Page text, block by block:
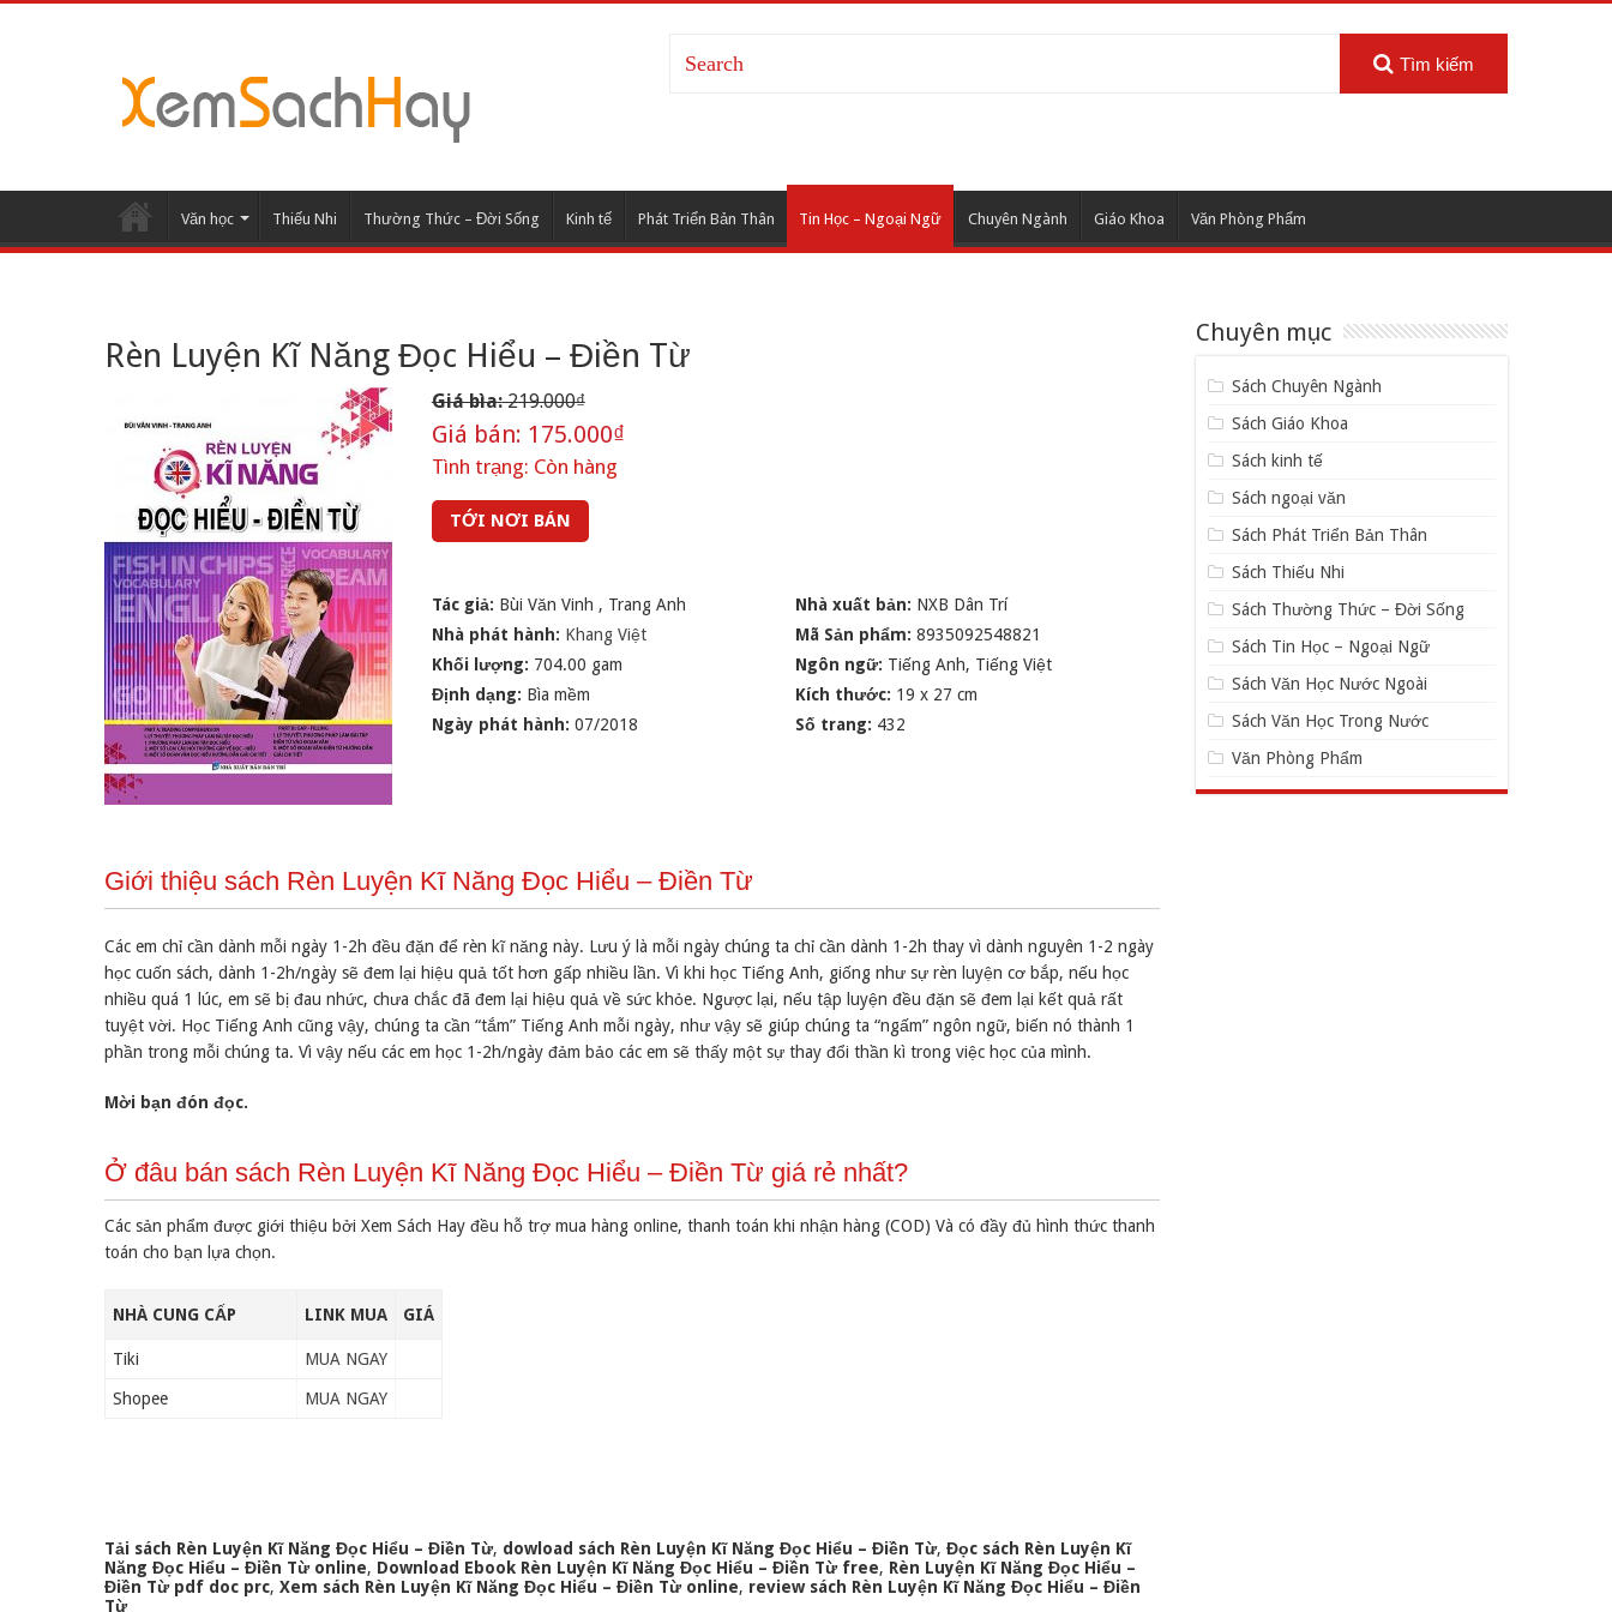
Tìm kiếm
Văn học Thiếu Nhi Thường Thức – Đời Sống Kinh tế Phát Triển Bản Thân Tin Học – Ngoại Ngữ Chuyên Ngành Giáo Khoa Văn Phòng Phẩm
Rèn Luyện Kĩ Năng Đọc Hiểu – Điền Từ
Giá bìa:219.000₫
Giá bán: 175.000₫
Tình trạng: Còn hàng
TỚI NƠI BÁN
Tác giả: Bùi Văn Vinh , Trang Anh Nhà xuất bản: NXB Dân Trí
Nhà phát hành: Khang Việt Mã Sản phẩm:8935092548821
Khối lượng: 704.00 gam Ngôn ngữ: Tiếng Anh, Tiếng Việt
Định dạng: Bìa mềm Kích thước: 19 x 27 cm
Ngày phát hành: 07/2018 Số trang: 432
Giới thiệu sách Rèn Luyện Kĩ Năng Đọc Hiểu – Điền Từ
Các em chỉ cần dành mỗi ngày 1-2h đều đặn để rèn kĩ năng này. Lưu ý là mỗi ngày chúng ta chỉ cần dành 1-2h thay vì dành nguyên 1-2 ngày
học cuốn sách, dành 1-2h/ngày sẽ đem lại hiệu quả tốt hơn gấp nhiều lần. Vì khi học Tiếng Anh, giống như sự rèn luyện cơ bắp, nếu học
nhiều quá 1 lúc, em sẽ bị đau nhức, chưa chắc đã đem lại hiệu quả về sức khỏe. Ngược lại, nếu tập luyện đều đặn sẽ đem lại kết quả rất
tuyệt vời. Học Tiếng Anh cũng vậy, chúng ta cần “tắm” Tiếng Anh mỗi ngày, như vậy sẽ giúp chúng ta “ngấm” ngôn ngữ, biến nó thành 1
phần trong mỗi chúng ta. Vì vậy nếu các em học 1-2h/ngày đảm bảo các em sẽ thấy một sự thay đổi thần kì trong việc học của mình.
Mời bạn đón đọc.
Ở đâu bán sách Rèn Luyện Kĩ Năng Đọc Hiểu – Điền Từ giá rẻ nhất?
Các sản phẩm được giới thiệu bởi Xem Sách Hay đều hỗ trợ mua hàng online, thanh toán khi nhận hàng (COD) Và có đầy đủ hình thức thanh
toán cho bạn lựa chọn.
NHÀ CUNG CẤP LINK MUA GIÁ
Tiki MUA NGAY
Shopee MUA NGAY
Tải sách Rèn Luyện Kĩ Năng Đọc Hiểu – Điền Từ, dowload sách Rèn Luyện Kĩ Năng Đọc Hiểu – Điền Từ, Đọc sách Rèn Luyện Kĩ
Năng Đọc Hiểu – Điền Từ online, Download Ebook Rèn Luyện Kĩ Năng Đọc Hiểu – Điền Từ free, Rèn Luyện Kĩ Năng Đọc Hiểu –
Điền Từ pdf doc prc, Xem sách Rèn Luyện Kĩ Năng Đọc Hiểu – Điền Từ online, review sách Rèn Luyện Kĩ Năng Đọc Hiểu – Điền
Từ
Chuyên mục
Sách Chuyên Ngành
Sách Giáo Khoa
Sách kinh tế
Sách ngoại văn
Sách Phát Triển Bản Thân
Sách Thiếu Nhi
Sách Thường Thức – Đời Sống
Sách Tin Học – Ngoại Ngữ
Sách Văn Học Nước Ngoài
Sách Văn Học Trong Nước
Văn Phòng Phẩm